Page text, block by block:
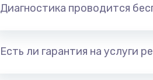
Диагностика проводится
Есть ли гарантия на услуги